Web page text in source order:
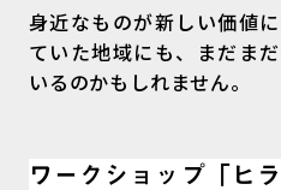
身近なものが新しい価値
ていた地域にも、まだま
いるのかもしれません。
ワークショップ「 ヒ